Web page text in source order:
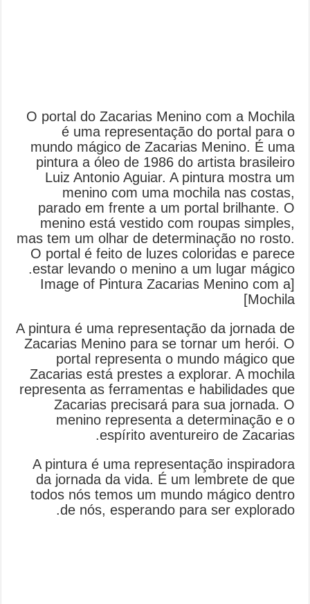
O portal do Zacarias Menino com a Mochila
é uma representação do portal para o
mundo mágico de Zacarias Menino. É uma
pintura a óleo de 1986 do artista brasileiro
Luiz Antonio Aguiar. A pintura mostra um
menino com uma mochila nas costas,
parado em frente a um portal brilhante. O
menino está vestido com roupas simples,
mas tem um olhar de determinação no rosto.
O portal é feito de luzes coloridas e parece
estar levando o menino a um lugar mágico.
[Image of Pintura Zacarias Menino com a
Mochila]
A pintura é uma representação da jornada de
Zacarias Menino para se tornar um herói. O
portal representa o mundo mágico que
Zacarias está prestes a explorar. A mochila
representa as ferramentas e habilidades que
Zacarias precisará para sua jornada. O
menino representa a determinação e o
espírito aventureiro de Zacarias.
A pintura é uma representação inspiradora
da jornada da vida. É um lembrete de que
todos nós temos um mundo mágico dentro
de nós, esperando para ser explorado.